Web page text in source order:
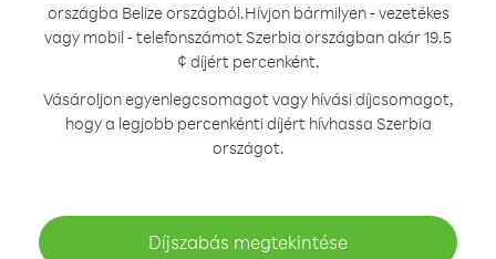
országba Belize országból.Hívjon bármilyen - vezetékes
vagy mobil - telefonszámot Szerbia országban akár 19.5
¢ díjért percenként.
Vásároljon egyenlegcsomagot vagy hívási díjcsomagot,
hogy a legjobb percenkénti díjért hívhassa Szerbia
országot.
Díjszabás megtekintése